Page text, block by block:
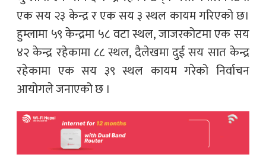
एक सय २३ केन्द्र र एक सय ३ स्थल कायम गरिएको छ।
हुम्लामा ५९ केन्द्रमा ५८ वटा स्थल, जाजरकोटमा एक सय
४२ केन्द्र रहेकामा ८८ स्थल, दैलेखमा दुई सय सात केन्द्र
रहेकामा एक सय ३९ स्थल कायम गरेको निर्वाचन
आयोगले जनाएको छ ।